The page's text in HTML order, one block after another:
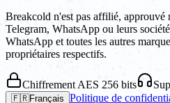
Breakcold n'est pas affilié, approuvé
Telegram, WhatsApp ou leurs
WhatsApp et toutes les autres
propriétaires respectifs.
Chiffrement AES 256 bits
🇫🇷Français Politique de